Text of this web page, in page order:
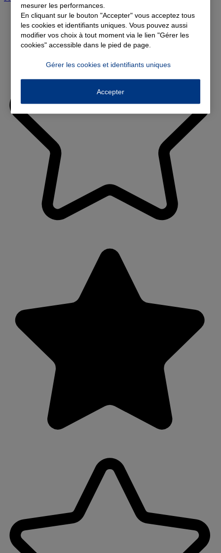
mesurer les performances.
En cliquant sur le bouton "Accepter" vous acceptez tous
les cookies et identifiants uniques. Vous pouvez aussi
modifier vos choix à tout moment via le lien "Gérer les
cookies" accessible dans le pied de page.
Gérer les cookies et identifiants uniques
Accepter